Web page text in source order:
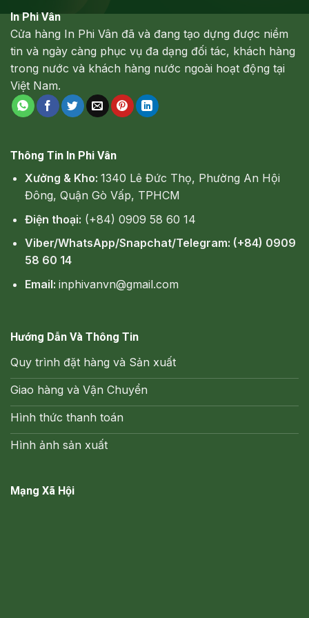
In Phi Vân
Cửa hàng In Phi Vân đã và đang tạo dựng được niềm
tin và ngày càng phục vụ đa dạng đối tác, khách hàng
trong nước và khách hàng nước ngoài hoạt động tại
Việt Nam.
Thông Tin In Phi Vân
Xưởng & Kho: 1340 Lê Đức Thọ, Phường An Hội
Đông, Quận Gò Vấp, TPHCM
Điện thoại: (+84) 0909 58 60 14
Viber/WhatsApp/Snapchat/Telegram: (+84) 0909
58 60 14
Email: inphivanvn@gmail.com
Hướng Dẫn Và Thông Tin
Quy trình đặt hàng và Sản xuất
Giao hàng và Vận Chuyển
Hình thức thanh toán
Hình ảnh sản xuất
Mạng Xã Hội